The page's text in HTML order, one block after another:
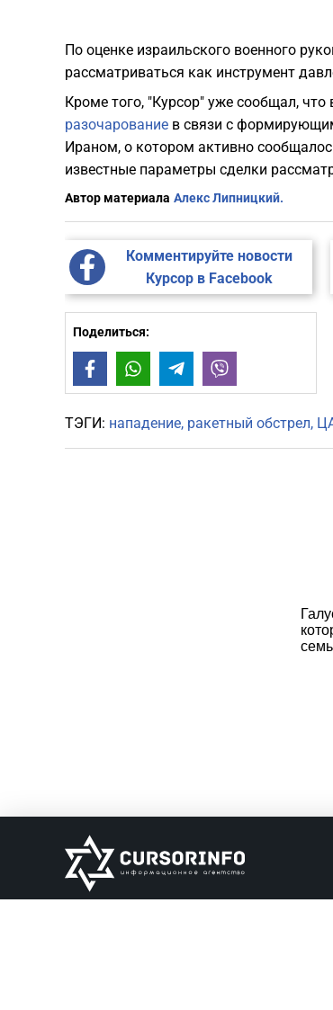
По оценке израильского военного
рассматриваться как инструмент
Кроме того, "Курсор" уже сообщал,
разочарование в связи с
Ираном, о котором активно
известные параметры сделки
Автор материала Алекс Липницкий.
Комментируйте новости
Курсор в Facebook
Поделиться:
FacebookWhatsAppTelegram
ТЭГИ: нападение ракетный обстрел